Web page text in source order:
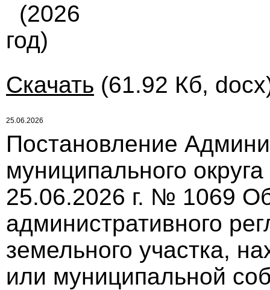
(2026
год)
Скачать (61.92 Кб,
25.06.2026
Постановление
муниципального
25.06.2026 г. № 1069
административного
земельного участка,
или муниципальной